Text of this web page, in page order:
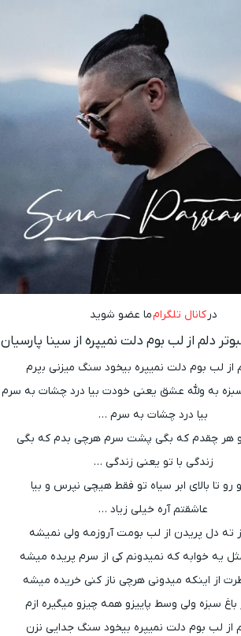
در کانال تلگرامما عضو شوید
دﻟﻢ از ﻟﺐ ﺑﻮم دﻟﺖ ﻧﻤﻴﭙﺮه از سینا پارسیان
از ﻟﺐ ﺑﻮم دﻟﺖ ﻧﻤﻴﭙﺮه ﺑﻴﺨﻮد ﺳﻨﮓ ﻣﻴﺰﻧﻰ ﺑﭘﺮم
ﺑﻪ وﻟﻠﻪ ﻋﺸﻖ ﻳﻌﻨﻰ ﺧﻮدت ﺑﻴﺎ درد ﭼﺸﺎت ﺑﻪ ﺳﺮم
بیا درد چشات به سرم …
ﻫﺮ ﭼﻘﺪم ﻛﻪ ﺑﮕﻰ ﭘﺸﺖ ﺳﺮم ﻫﺮﭼﻰ ﺑﺪم ﻛﻪ ﺑﮕﻰ
زﻧﺪﮔﻰ ﺑﺎ ﺗﻮ ﻳﻌﻨﻰ زﻧﺪﮔﻰ …
رو ﺗﺎ ﺑﺎﻟﺎی اﺑﺮ ﺳﻴﺎه ﺗﻮ ﻓﻘﻄ ﻫﻴﭽﻰ ﻧﭙﺮس و ﺑﻴﺎ
ﻋﺎﺷﻘﺘﻢ آره ﺧﻴﻠﻰ زﻳﺎد …
ته دل پریدن از لب بومت آروزمه ولی نمیشه
یه خوابه که نمیدونم کی از سرم پریده میشه
از اینکه میدونی هرچی ناز کنی خریده میشه
ﺳﺒﺰه ولی وسط پاییزو همه چیزو میگیره ازم
از ﻟﺐ ﺑﻮم دﻟﺖ ﻧﻤﻴﭙﺮه ﺑﻴﺨﻮد ﺳﻨﮓ جدایی نزن